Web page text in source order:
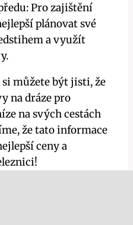
Pro zajištění
plánovat své
a využít
můžete být jisti, že
na dráze pro
na svých cestách
že tato informace
ceny a